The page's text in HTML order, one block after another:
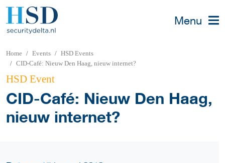
Menu
Home Events
HSD Events
CID-Café: Nieuw Den Haag, nieuw internet?
HSD Event
CID-Café: Nieuw Den Haag,
nieuw internet?